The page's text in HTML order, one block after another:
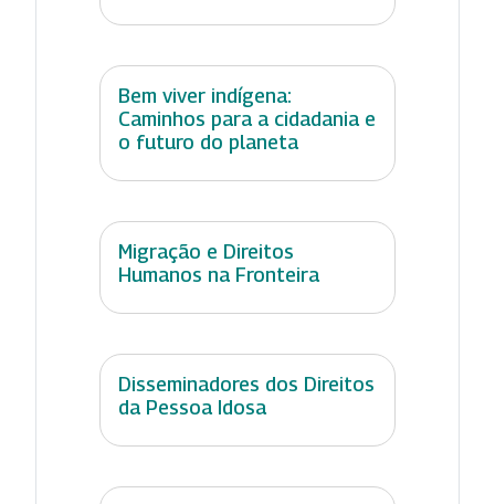
Bem viver indígena:
Caminhos para a cidadania e
o futuro do planeta
Migração e Direitos
Humanos na Fronteira
Disseminadores dos Direitos
da Pessoa Idosa